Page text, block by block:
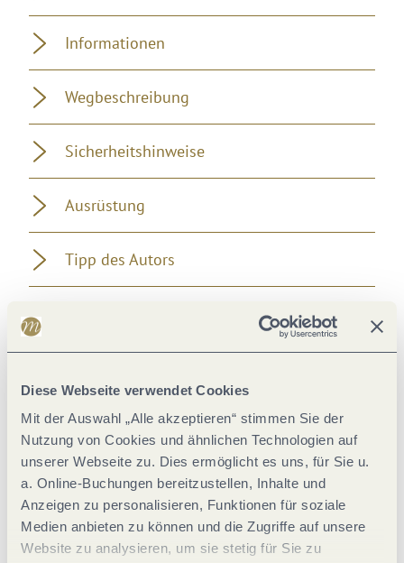
Diese Webseite verwendet Cookies
Mit der Auswahl „Alle akzeptieren“ stimmen Sie der
Nutzung von Cookies und ähnlichen Technologien auf
unserer Webseite zu. Dies ermöglicht es uns, für Sie u.
a. Online-Buchungen bereitzustellen, Inhalte und
Anzeigen zu personalisieren, Funktionen für soziale
Medien anbieten zu können und die Zugriffe auf unsere
Website zu analysieren, um sie stetig für Sie zu
Informationen
Wegbeschreibung
Sicherheitshinweise
Ausrüstung
Tipp des Autors
Öffentliche Verkehrsmittel
Literatur
Karten